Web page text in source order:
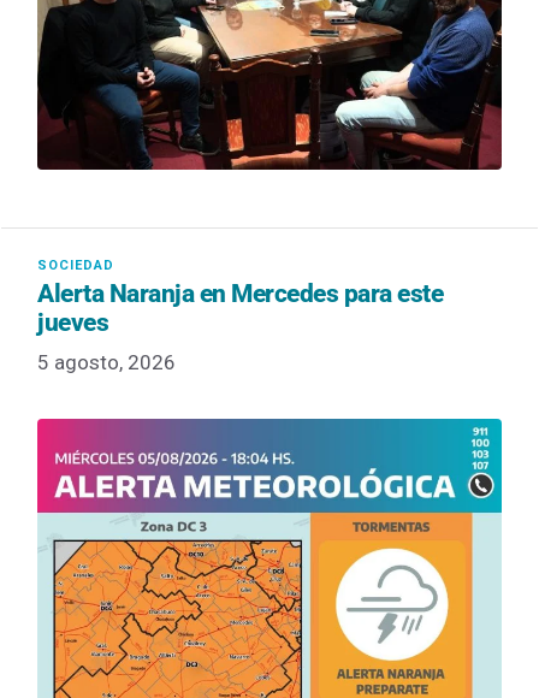
Alerta Naranja en Mercedes para este
jueves
5 agosto, 2026